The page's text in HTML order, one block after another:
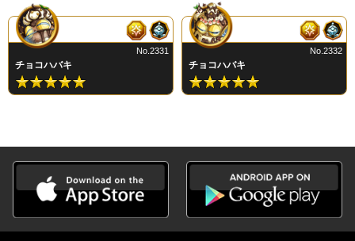
チョコハバキ
No.2331
チョコハバキ
No.2332